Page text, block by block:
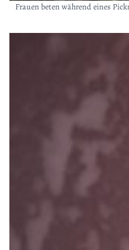
Frauen beten während eines